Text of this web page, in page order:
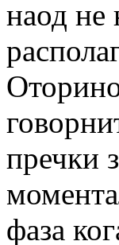
наод не
пречки
фаза